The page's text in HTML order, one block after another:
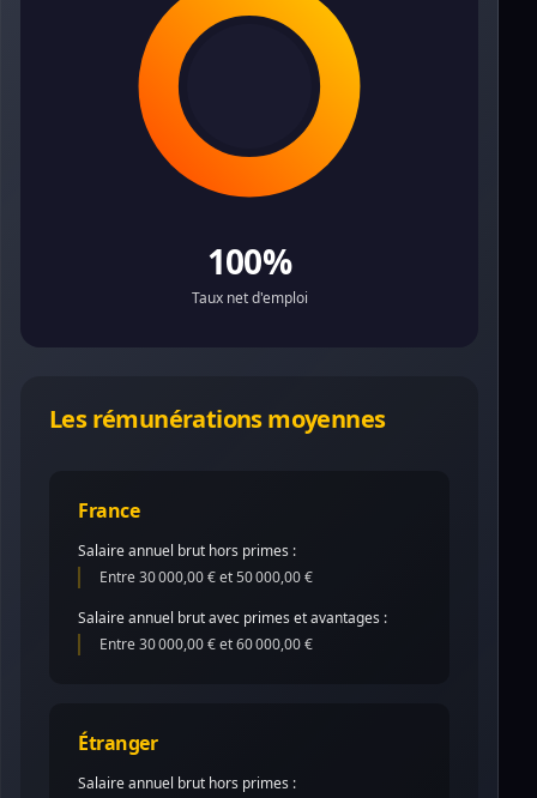
100%
Taux net d'emploi
Les rémunérations moyennes
France
Salaire annuel brut hors primes :
Entre 30 000,00 € et 50 000,00 €
Salaire annuel brut avec primes et avantages :
Entre 30 000,00 € et 60 000,00 €
Étranger
Salaire annuel brut hors primes :